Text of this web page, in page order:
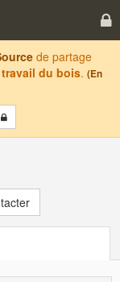
de partage
travail du bois. (En